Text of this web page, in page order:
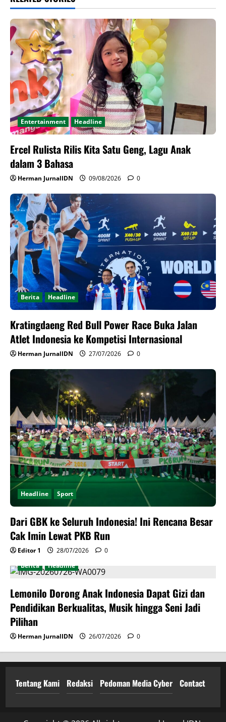
Entertainment Headline
Ercel Rulista Rilis Kita Satu Geng, Lagu Anak
dalam 3 Bahasa
Herman JurnalIDN 09/08/2026 0
Berita Headline
Kratingdaeng Red Bull Power Race Buka Jalan
Atlet Indonesia ke Kompetisi Internasional
Herman JurnalIDN 27/07/2026 0
Headline Sport
Dari GBK ke Seluruh Indonesia! Ini Rencana Besar
Cak Imin Lewat PKB Run
Editor 1 28/07/2026
0
Berita
Headline
Lemonilo Dorong Anak Indonesia Dapat Gizi dan
Pendidikan Berkualitas, Musik hingga Seni Jadi
Pilihan
Herman JurnalIDN 26/07/2026 0
Tentang Kami Redaksi Pedoman Media Cyber Contact